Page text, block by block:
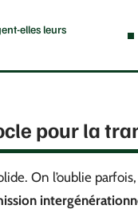
elles leurs
pour la
On l’oublie